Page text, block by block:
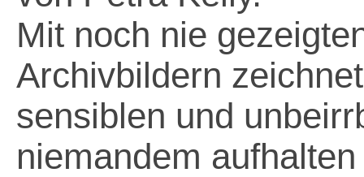
Mit noch nie
Archivbildern
sensiblen und
niemandem